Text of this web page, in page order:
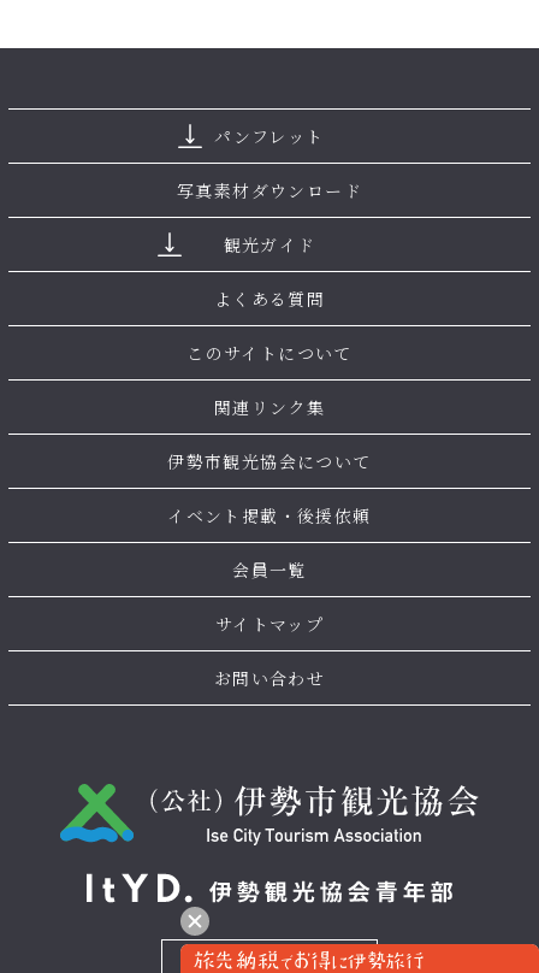
パンフレット
写真素材ダウンロード
観光ガイド
よくある質問
このサイトについて
関連リンク集
伊勢市観光協会について
イベント掲載・後援依頼
会員一覧
サイトマップ
お問い合わせ
お問い合わせ